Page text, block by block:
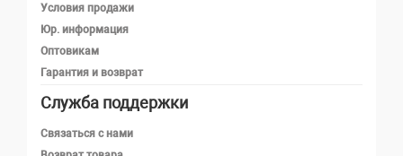
Условия продажи
Юр. информация
Оптовикам
Гарантия и возврат
Служба поддержки
Связаться с нами